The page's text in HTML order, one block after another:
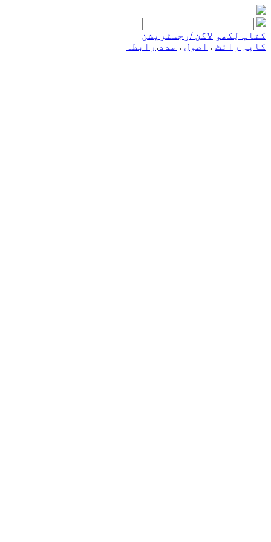
کتاب لِکھو لاگن /رجسٹریشن
کاپی رائٹ . اصول . مدد . رابطہ